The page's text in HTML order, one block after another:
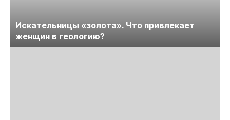
Искательницы «золота». Что привлекает
женщин в геологию?